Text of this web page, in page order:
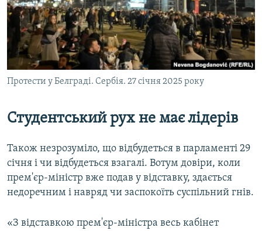
Протести у Белграді. Сербія. 27 січня 2025 року
Студентський рух не має лідерів
Також незрозуміло, що відбудеться в парламенті 29
січня і чи відбудеться взагалі. Вотум довіри, коли
прем'єр-міністр вже подав у відставку, здається
недоречним і навряд чи заспокоїть суспільний гнів.
«З відставкою прем'єр-міністра весь кабінет